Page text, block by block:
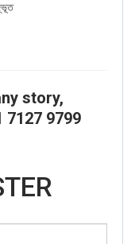
story,
7127 9799